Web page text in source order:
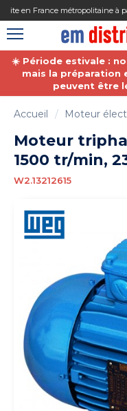
Paiement sécurisé
☀️ Période estivale :
mais la préparation
peuvent être
Accueil Moteur
Moteur
1500 tr/min,
W2.13212615
Gestion des cookies